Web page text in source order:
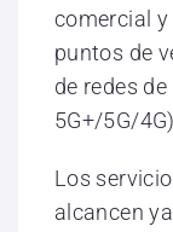
comercial y
puntos de
de redes
5G+/5G/
Los
alcancen